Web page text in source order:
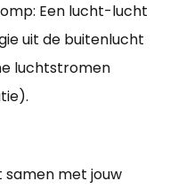
Een lucht-lucht
uit de buitenlucht
luchtstromen
samen met jouw